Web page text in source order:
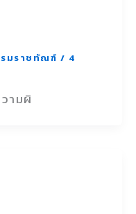
มราชทัณฑ์ / 4
ามผิ